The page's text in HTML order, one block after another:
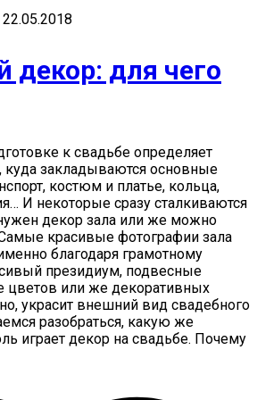
22.05.2018
декор: для чего
к свадьбе определяет
закладываются основные
костюм и платье, кольца,
И некоторые сразу сталкиваются
декор зала или же можно
красивые фотографии зала
благодаря грамотному
президиум, подвесные
цветов или же декоративных
украсит внешний вид свадебного
разобраться, какую же
играет декор на свадьбе. Почему